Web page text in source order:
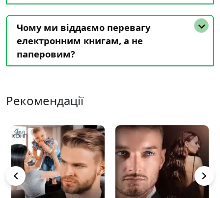
Чому ми віддаємо перевагу
електронним книгам, а не
паперовим?
Рекомендації